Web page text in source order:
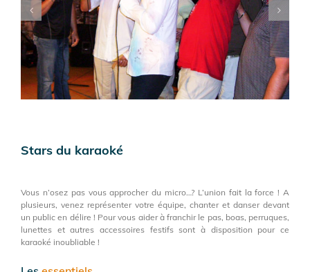
Stars du karaoké
Vous n’osez pas vous approcher du micro…? L’union fait la force ! A
plusieurs, venez représenter votre équipe, chanter et danser devant
un public en délire ! Pour vous aider à franchir le pas, boas, perruques,
lunettes et autres accessoires festifs sont à disposition pour ce
karaoké inoubliable !